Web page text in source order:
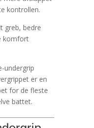
kontrollen.
greb, bedre
komfort
undergrip
er en
for de fleste
battet.